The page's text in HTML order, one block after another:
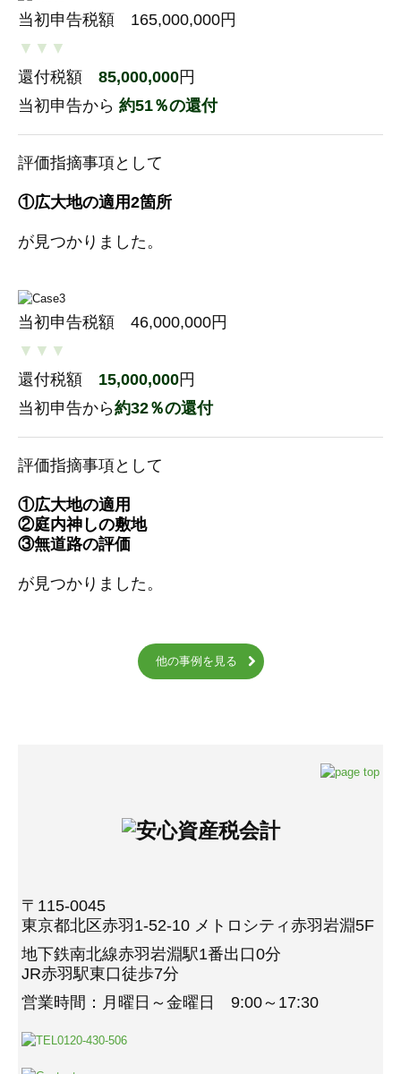
当初申告税額 165,000,000円
▼▼▼
還付税額 85,000,000円
当初申告から 約51％の還付
評価指摘事項として
①広大地の適用2箇所
が見つかりました。
当初申告税額 46,000,000円
▼▼▼
還付税額 15,000,000円
当初申告から約32％の還付
評価指摘事項として
①広大地の適用
②庭内神しの敷地
③無道路の評価
が見つかりました。
他の事例を見る
〒115-0045
東京都北区赤羽1-52-10 メトロシティ赤羽岩淵5F
地下鉄南北線赤羽岩淵駅1番出口0分
JR赤羽駅東口徒歩7分
営業時間：月曜日～金曜日 9:00～17:30